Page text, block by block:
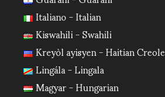
Italiano - Italian
Kiswahili - Swahili
Kreyòl ayisyen - Haitian Creole
Lingála - Lingala
Magyar - Hungarian